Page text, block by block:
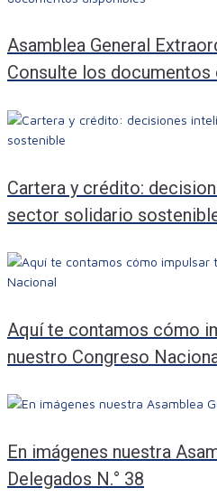
Asamblea General
Consulte los documentos
Cartera y crédito:
sector solidario
Aquí te contamos cómo
nuestro Congreso
En imágenes nuestra
Delegados N.° 38